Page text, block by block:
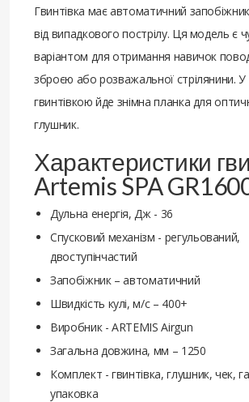
Гвинтівка має автоматичний
від випадкового пострілу. Ця модель є
варіантом для отримання навичок
зброєю або розважальної стрілянини. У
гвинтівкою йде знімна планка для
глушник.
Характеристики
Artemis SPA
Дульна енергія, Дж - 36
Спусковий механізм - регульований,
двоступінчастий
Запобіжник – автоматичний
Швидкість кулі, м/с – 400+
Виробник - ARTEMIS Airgun
Загальна довжина, мм – 1250
Комплект - гвинтівка, глушник, чек,
упаковка